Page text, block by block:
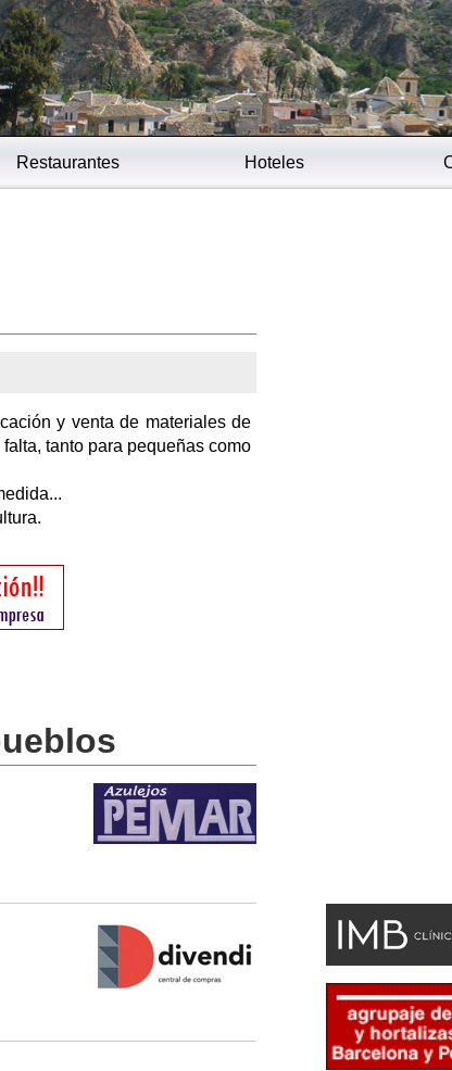
Restaurantes Hoteles
y venta de materiales de
tanto para pequeñas como